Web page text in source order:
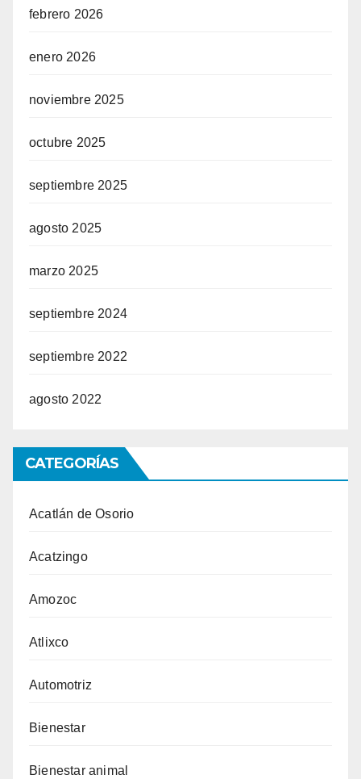
febrero 2026
enero 2026
noviembre 2025
octubre 2025
septiembre 2025
agosto 2025
marzo 2025
septiembre 2024
septiembre 2022
agosto 2022
CATEGORÍAS
Acatlán de Osorio
Acatzingo
Amozoc
Atlixco
Automotriz
Bienestar
Bienestar animal